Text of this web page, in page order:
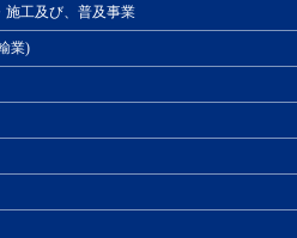
施工及び、普及事業
業)